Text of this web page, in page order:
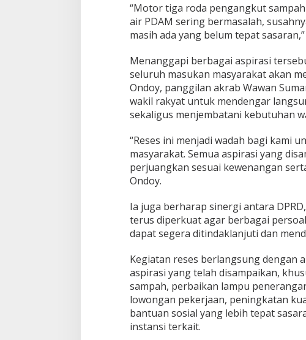
n
g
e
k
a
“Motor tiga roda pengangkut
air PDAM sering bermasalah,
masih ada yang belum tepat
Menanggapi berbagai aspirasi
seluruh masukan masyarakat akan
Ondoy, panggilan akrab Wawan
wakil rakyat untuk mendengar
sekaligus menjembatani kebutuhan
“Reses ini menjadi wadah bagi kami
masyarakat. Semua aspirasi yang
perjuangkan sesuai kewenangan
Ondoy.
Ia juga berharap sinergi antara
terus diperkuat agar berbagai
dapat segera ditindaklanjuti dan
Kegiatan reses berlangsung dengan
aspirasi yang telah disampaikan,
sampah, perbaikan lampu
lowongan pekerjaan, peningkatan
bantuan sosial yang lebih tepat
instansi terkait.